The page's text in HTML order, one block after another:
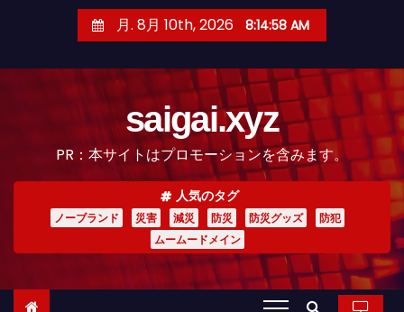
月. 8月 10th, 2026 8:15:00 AM
saigai.xyz
PR：本サイトはプロモーションを含みます。
人気のタグ
ノーブランド 災害 減災 防災 防災グッズ
防犯
ムームードメイン